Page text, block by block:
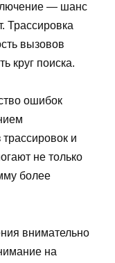
— шанс
Трассировка
вызовов
круг поиска.
ошибок
и
не только
более
внимательно
на